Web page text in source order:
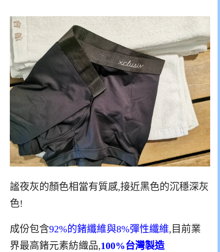
謐夜灰的顏色相當有質感,接近黑色的沉穩深灰
色!
成份包含92%的鍺纖維與8%彈性纖維,目前業
界最高鍺元素紡織品,100%台灣製造